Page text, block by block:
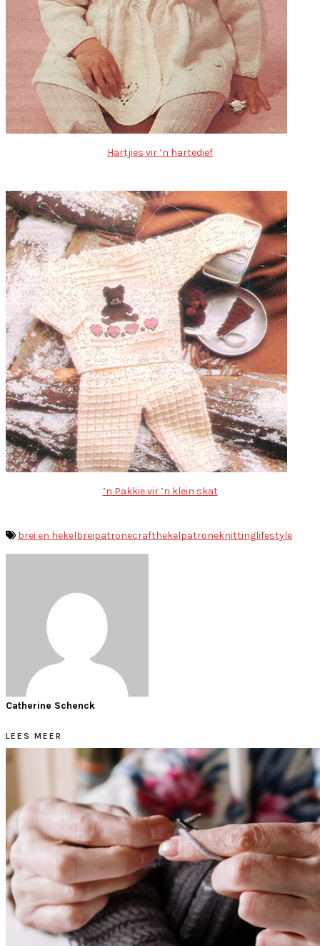
Hartjies vir ’n hartedief
’n Pakkie vir ’n klein skat
brei en hekelbreipatronecrafthekelpatroneknittinglifestyle
Catherine Schenck
LEES MEER